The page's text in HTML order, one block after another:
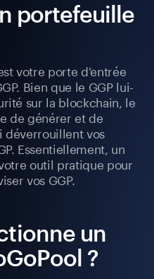
portefeuille
votre porte d'entrée
Bien que le GGP lui-
sur la blockchain, le
de générer et de
déverrouillent vos
Essentiellement, un
outil pratique pour
vos GGP.
un
?